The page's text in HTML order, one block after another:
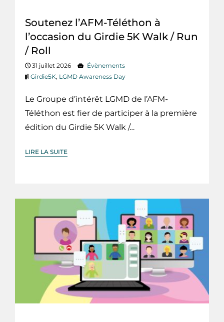
Soutenez l’AFM-Téléthon à
l’occasion du Girdie 5K Walk / Run
/ Roll
31 juillet 2026
Évènements
Girdie5K, LGMD Awareness Day
Le Groupe d’intérêt LGMD de l’AFM-
Téléthon est fier de participer à la première
édition du Girdie 5K Walk /…
LIRE LA SUITE